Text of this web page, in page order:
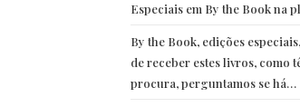
Especiais em By the Book na
By the Book, edições
de receber estes livros, como
procura, perguntamos se há…